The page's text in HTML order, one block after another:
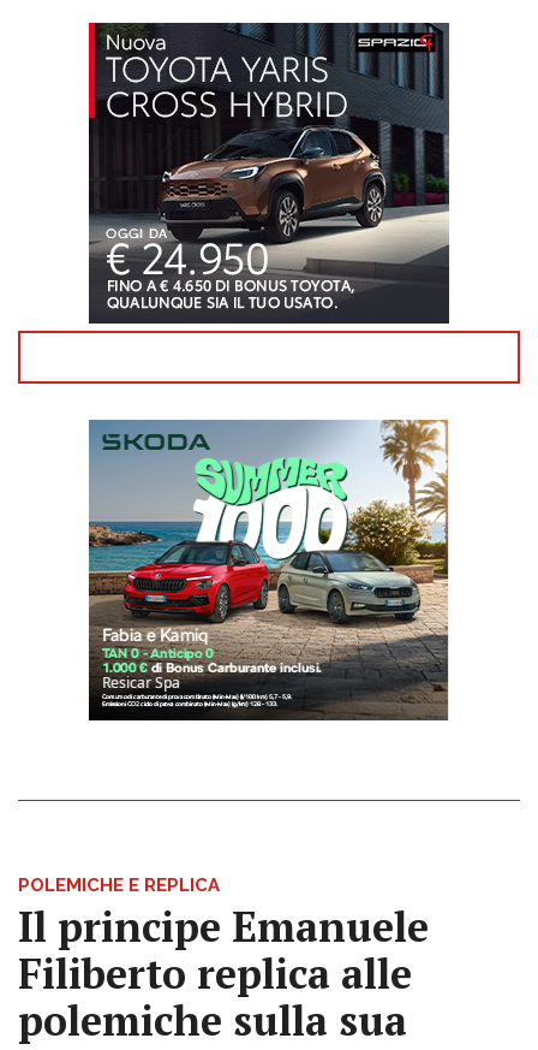
POLEMICHE E REPLICA
Il principe Emanuele
Filiberto replica alle
polemiche sulla sua